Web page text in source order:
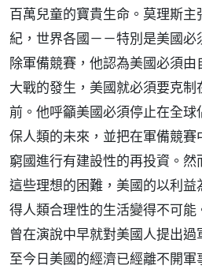
百萬兒童的寶貴生命。莫理斯
紀，世界各國－－特別是美國
除軍備競賽，他認為美國必須
大戰的發生，美國就必須要克制
前。他呼籲美國必須停止在全球
保人類的未來，並把在軍備競賽
窮國進行有建設性的再投資。
這些理想的困難，美國的以利
得人類合理性的生活變得不可
曾在演說中早就對美國人提出
至今日美國的經濟已經離不開